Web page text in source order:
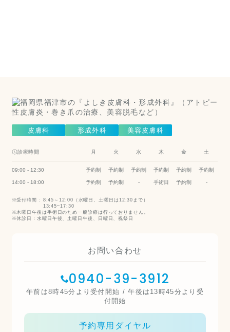
皮膚科 形成外科 美容皮膚科
診療時間 月 火 水 木 金 土
09:00 - 12:30 予約制 予約制 予約制 予約制 予約制 予約制
14:00 - 18:00 予約制 予約制 - 手術日 予約制 -
受付時間 : 8:45～12:00（水曜日、土曜日は12:30まで）
13:45~17:30
木曜日午後は手術日のため一般診療は行っておりません。
休診日：水曜日午後、土曜日午後、日曜日、祝祭日
お問い合わせ
0940-39-3912
午前は8時45分より受付開始 / 午後は13時45分より受
付開始
予約専用ダイヤル